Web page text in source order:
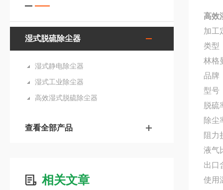
湿式脱硫除尘器
湿式静电除尘器
湿式工业除尘器
高效湿式脱硫除尘器
查看全部产品
相关文章
高效
加工
类型
林格
品牌
型号
脱硫
除尘
阻力
液气
出口
使用